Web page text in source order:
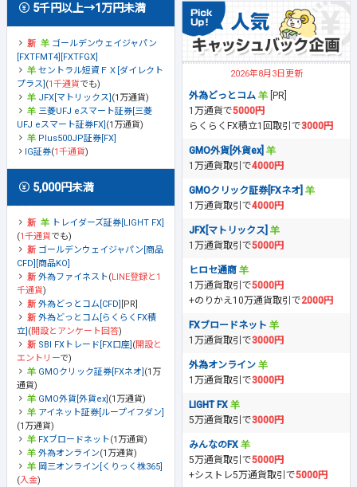
5千円以上→1万円未満
ゴールデンウェイジャパン
[FXTFMT4][FXTFGX]
セントラル短資ＦＸ[ダイレクト
プラス] (1千通貨でも)
JFX[マトリックス] (1万通貨)
三菱UFJ eスマート証券[三菱
UFJ eスマート証券FX] (1万通貨)
Plus500JP証券[FX]
IG証券(1千通貨)
5,000円未満
トレイダーズ証券[LIGHT FX]
(1千通貨でも)
ゴールデンウェイジャパン[商品
CFD][商品KO]
外為ファイネスト(LINE登録と1
千通貨)
外為どっとコム[CFD] [PR]
外為どっとコム[らくらくFX積
立] (開設とアンケート回答)
SBI FXトレード[FX口座] (開設と
エントリーで)
GMOクリック証券[FXネオ] (1万
通貨)
GMO外貨[外貨ex] (1万通貨)
アイネット証券[ループイフダン]
(1万通貨)
FXブロードネット(1万通貨)
外為オンライン(1万通貨)
岡三オンライン[くりっく株365]
(入金)
2026年8月3日更新
外為どっとコム
[PR]
1万通貨で5000円
らくらくFX積立1回取引で3000円
GMO外貨[外貨ex]
1万通貨取引で4000円
GMOクリック証券[FXネオ]
1万通貨取引で4000円
JFX[マトリックス]
1万通貨取引で5000円
ヒロセ通商
1万通貨取引で5000円
+のりかえ10万通貨取引で2000円
FXブロードネット
1万通貨取引で3000円
外為オンライン
1万通貨取引で3000円
LIGHT FX
5万通貨取引で3000円
みんなのFX
5万通貨取引で5000円
+シストレ5万通貨取引で5000円